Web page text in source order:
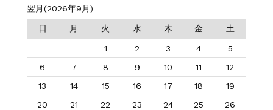
翌月(2026年9月)
日 月 火 水 木 金 土
1 2 3 4
5
6
7 8 9 10 11
12
13
14 15 16 17 18
19
20
21 22 23 24 25
26